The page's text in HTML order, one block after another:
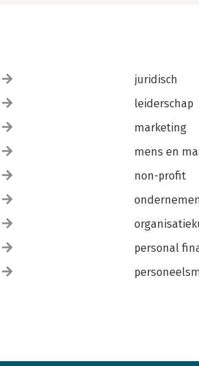
juridisch
leiderschap
marketing
mens en
non-profit
personal